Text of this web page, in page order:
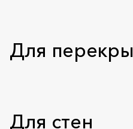
Для
Для стен